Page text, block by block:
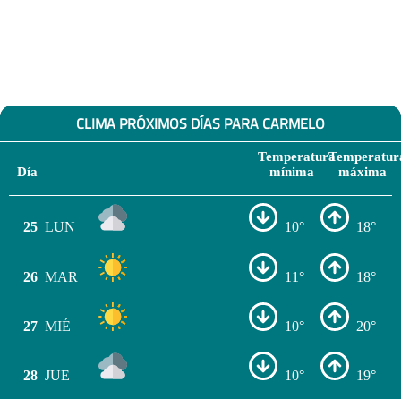
CLIMA PRÓXIMOS DÍAS PARA CARMELO
Día
Temperatura
mínima
máxima
25 LUN 10° 18°
26 MAR 11° 18°
27 MIÉ 10° 20°
28 JUE 10° 19°